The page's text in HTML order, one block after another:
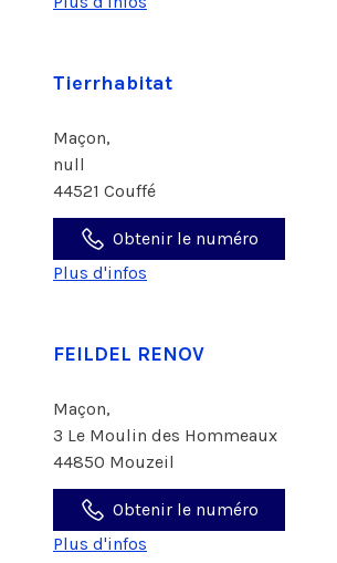
Tierrhabitat
Maçon,
null
44521 Couffé
Obtenir le numéro
Plus d'infos
FEILDEL RENOV
Maçon,
3 Le Moulin des Hommeaux
44850 Mouzeil
Obtenir le numéro
Plus d'infos